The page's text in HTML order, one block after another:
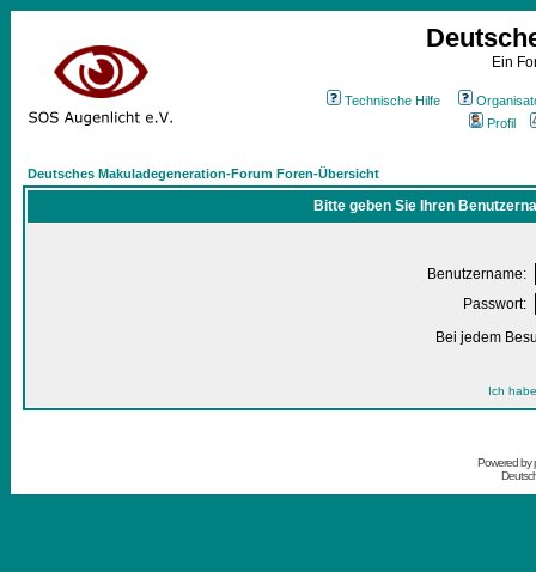
Ein
Technische Hilfe
Profil
Deutsches Makuladegeneration-Forum Foren-Übersicht
Bitte geben Sie Ihren
Benutzername:
Passwort:
Bei jedem
Ich
Powered by